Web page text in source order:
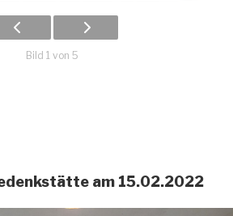
Bild 1 von 5
am 15.02.2022